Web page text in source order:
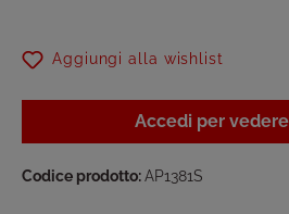
Aggiungi alla wishlist
Accedi per
Codice prodotto:AP1381S